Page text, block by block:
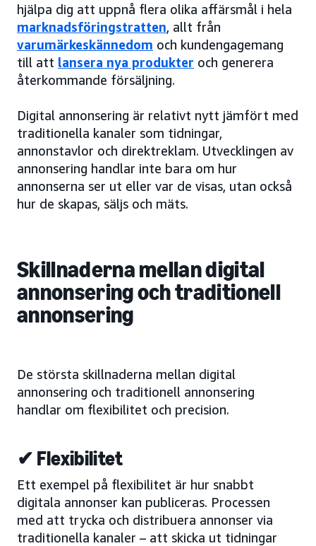
hjälpa dig att uppnå flera olika affärsmål i hela
marknadsföringstratten, allt från
varumärkeskännedom och kundengagemang
till att lansera nya produkter och generera
återkommande försäljning.
Digital annonsering är relativt nytt jämfört med
traditionella kanaler som tidningar,
annonstavlor och direktreklam. Utvecklingen av
annonsering handlar inte bara om hur
annonserna ser ut eller var de visas, utan också
hur de skapas, säljs och mäts.
Skillnaderna mellan digital
annonsering och traditionell
annonsering
De största skillnaderna mellan digital
annonsering och traditionell annonsering
handlar om flexibilitet och precision.
✔ Flexibilitet
Ett exempel på flexibilitet är hur snabbt
digitala annonser kan publiceras. Processen
med att trycka och distribuera annonser via
traditionella kanaler – att skicka ut tidningar